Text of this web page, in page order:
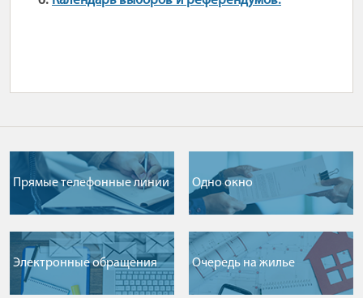
Прямые телефонные линии Одно окно
Электронные обращения Очередь на жилье